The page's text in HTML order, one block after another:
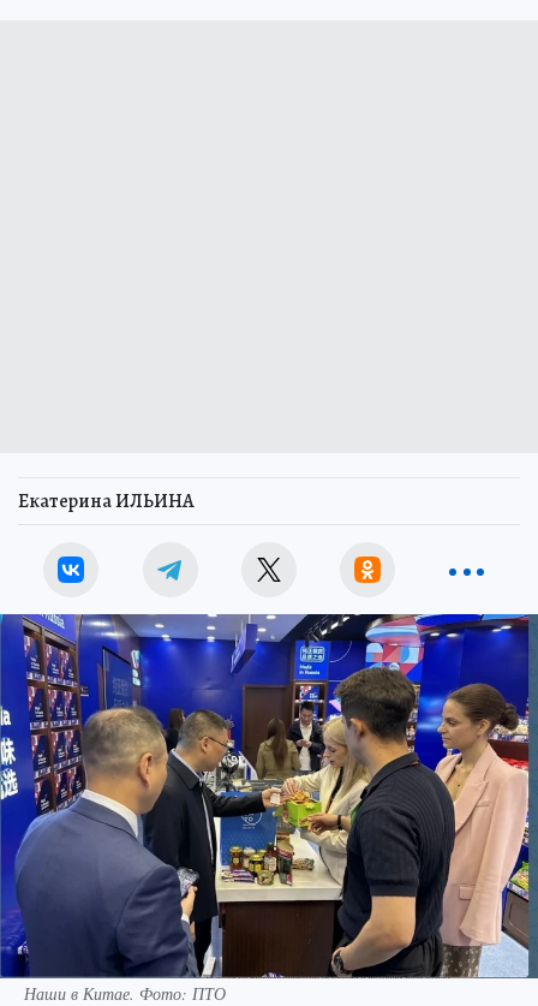
Екатерина ИЛЬИНА
Наши в Китае. Фото: ПТО